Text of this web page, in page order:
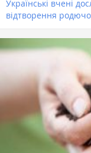
Українські вчені
відтворення